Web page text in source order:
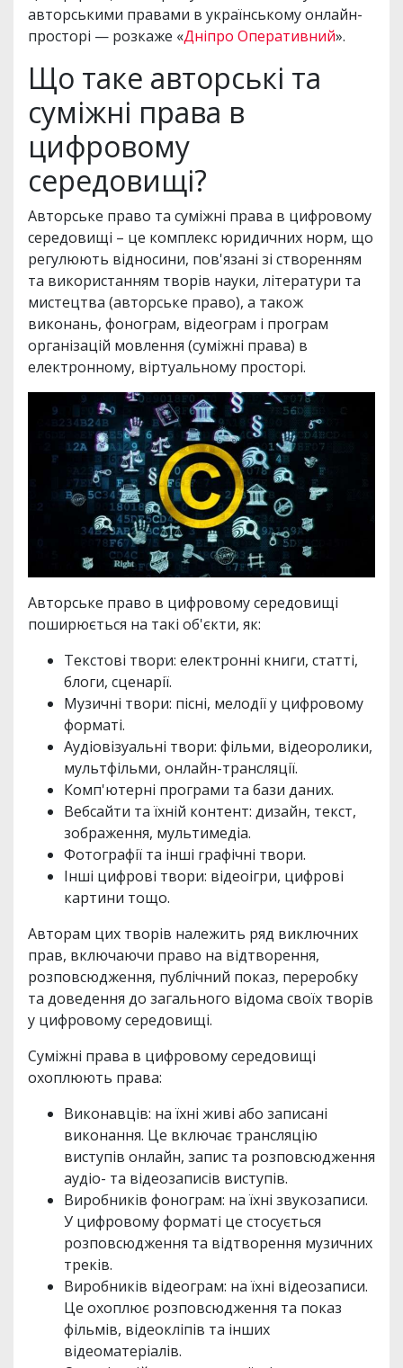
авторськими правами в українському онлайн-
просторі — розкаже «Дніпро Оперативний».
Що таке авторські та
суміжні права в
цифровому
середовищі?
Авторське право та суміжні права в цифровому
середовищі – це комплекс юридичних норм, що
регулюють відносини, пов'язані зі створенням
та використанням творів науки, літератури та
мистецтва (авторське право), а також
виконань, фонограм, відеограм і програм
організацій мовлення (суміжні права) в
електронному, віртуальному просторі.
Авторське право в цифровому середовищі
поширюється на такі об'єкти, як:
Текстові твори: електронні книги, статті,
блоги, сценарії.
Музичні твори: пісні, мелодії у цифровому
форматі.
Аудіовізуальні твори: фільми, відеоролики,
мультфільми, онлайн-трансляції.
Комп'ютерні програми та бази даних.
Вебсайти та їхній контент: дизайн, текст,
зображення, мультимедіа.
Фотографії та інші графічні твори.
Інші цифрові твори: відеоігри, цифрові
картини тощо.
Авторам цих творів належить ряд виключних
прав, включаючи право на відтворення,
розповсюдження, публічний показ, переробку
та доведення до загального відома своїх творів
у цифровому середовищі.
Суміжні права в цифровому середовищі
охоплюють права:
Виконавців: на їхні живі або записані
виконання. Це включає трансляцію
виступів онлайн, запис та розповсюдження
аудіо- та відеозаписів виступів.
Виробників фонограм: на їхні звукозаписи.
У цифровому форматі це стосується
розповсюдження та відтворення музичних
треків.
Виробників відеограм: на їхні відеозаписи.
Це охоплює розповсюдження та показ
фільмів, відеокліпів та інших
відеоматеріалів.